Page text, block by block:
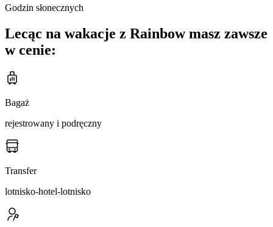
Godzin słonecznych
Lecąc na wakacje z Rainbow masz zawsze
w cenie:
Bagaż
rejestrowany i podręczny
Transfer
lotnisko-hotel-lotnisko